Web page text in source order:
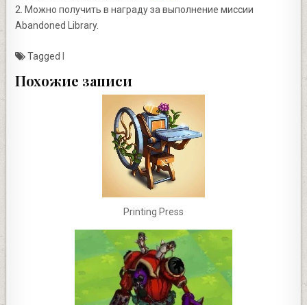
2. Можно получить в награду за выполнение миссии
Abandoned Library.
Tagged
Похожие записи
Printing Press